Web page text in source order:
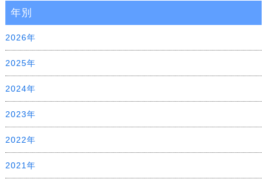
年別
2026年
2025年
2024年
2023年
2022年
2021年